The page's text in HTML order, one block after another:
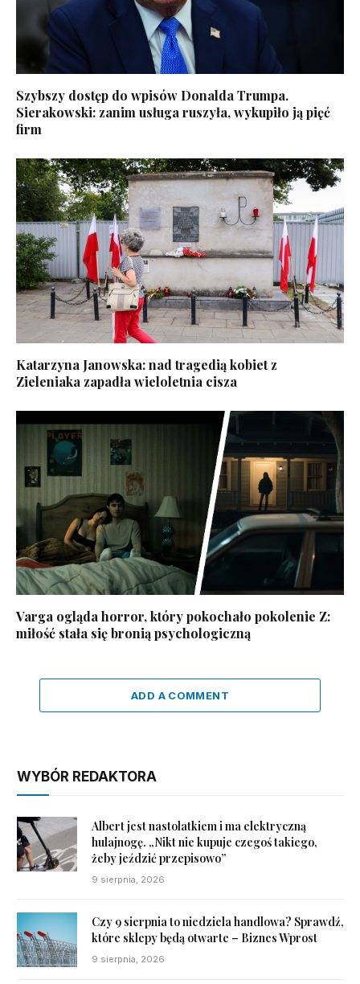
Szybszy dostęp do wpisów Donalda Trumpa.
Sierakowski: zanim usługa ruszyła, wykupiło ją pięć
firm
Katarzyna Janowska: nad tragedią kobiet z
Zieleniaka zapadła wieloletnia cisza
Varga ogląda horror, który pokochało pokolenie Z:
miłość stała się bronią psychologiczną
ADD A COMMENT
WYBÓR REDAKTORA
Albert jest nastolatkiem i ma elektryczną
hulajnogę. „Nikt nie kupuje czegoś takiego,
żeby jeździć przepisowo”
9 sierpnia, 2026
Czy 9 sierpnia to niedziela handlowa? Sprawdź,
które sklepy będą otwarte – Biznes Wprost
9 sierpnia, 2026